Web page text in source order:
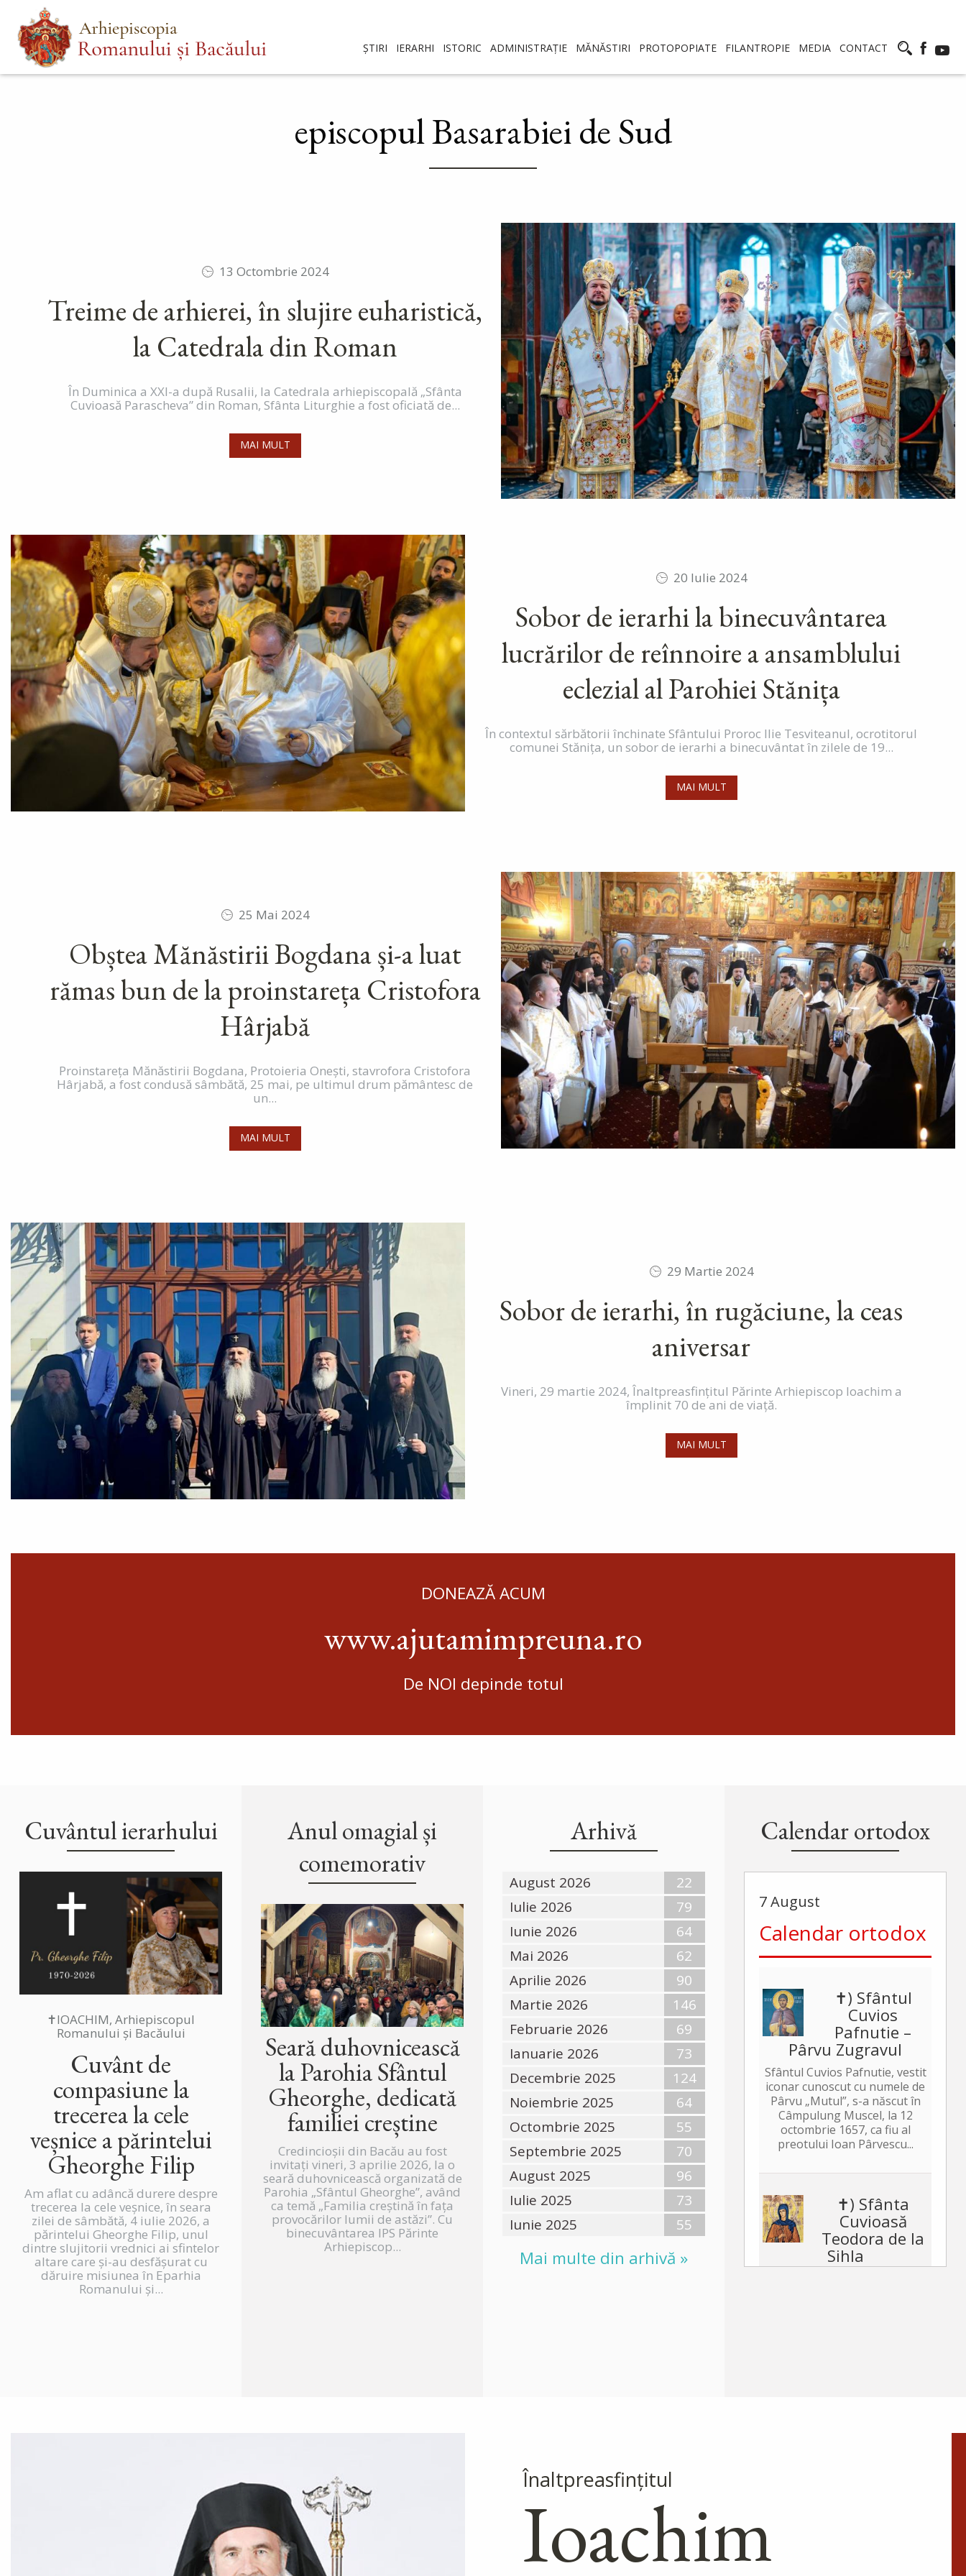
Mergi
conţinutul
principal
Main
menu
ȘTIRI IERARHI ISTORIC ADMINISTRAȚIE MĂNĂSTIRI PROTOPOPIATE FILANTROPIE MEDIA CONTACT
episcopul Basarabiei de Sud
13 Octombrie 2024
Treime de arhierei, în slujire euharistică,
la Catedrala din Roman
În Duminica a XXI-a după Rusalii, la Catedrala arhiepiscopală „Sfânta
Cuvioasă Parascheva” din Roman, Sfânta Liturghie a fost oficiată de...
MAI MULT
20 Iulie 2024
Sobor de ierarhi la binecuvântarea
lucrărilor de reînnoire a ansamblului
eclezial al Parohiei Stănița
În contextul sărbătorii închinate Sfântului Proroc Ilie Tesviteanul, ocrotitorul
comunei Stănița, un sobor de ierarhi a binecuvântat în zilele de 19...
MAI MULT
25 Mai 2024
Obștea Mănăstirii Bogdana și-a luat
rămas bun de la proinstareța Cristofora
Hârjabă
Proinstareța Mănăstirii Bogdana, Protoieria Onești, stavrofora Cristofora
Hârjabă, a fost condusă sâmbătă, 25 mai, pe ultimul drum pământesc de
un...
MAI MULT
29 Martie 2024
Sobor de ierarhi, în rugăciune, la ceas
aniversar
Vineri, 29 martie 2024, Înaltpreasfințitul Părinte Arhiepiscop Ioachim a
împlinit 70 de ani de viață.
MAI MULT
DONEAZĂ ACUM
www.ajutamimpreuna.ro
De NOI depinde totul
Cuvântul ierarhului
✝IOACHIM, Arhiepiscopul
Romanului și Bacăului
Cuvânt de
compasiune la
trecerea la cele
veșnice a părintelui
Gheorghe Filip
Am aflat cu adâncă durere despre
trecerea la cele veșnice, în seara
zilei de sâmbătă, 4 iulie 2026, a
părintelui Gheorghe Filip, unul
dintre slujitorii vrednici ai sfintelor
altare care și-au desfășurat cu
dăruire misiunea în Eparhia
Romanului și...
Anul omagial și
comemorativ
Seară duhovnicească
la Parohia Sfântul
Gheorghe, dedicată
familiei creștine
Credincioșii din Bacău au fost
invitați vineri, 3 aprilie 2026, la o
seară duhovnicească organizată de
Parohia „Sfântul Gheorghe”, având
ca temă „Familia creștină în fața
provocărilor lumii de astăzi”. Cu
binecuvântarea IPS Părinte
Arhiepiscop...
Arhivă
August 2026
22
Iulie 2026
79
Iunie 2026
64
Mai 2026
62
Aprilie 2026
90
Martie 2026
146
Februarie 2026
69
Ianuarie 2026
73
Decembrie 2025
124
Noiembrie 2025
64
Octombrie 2025
55
Septembrie 2025
70
August 2025
96
Iulie 2025
73
Iunie 2025
55
Mai multe din arhivă »
Calendar ortodox
7 August
Calendar ortodox
✝) Sfântul
Cuvios
Pafnutie –
Pârvu Zugravul
Sfântul Cuvios Pafnutie, vestit
iconar cunoscut cu numele de
Pârvu „Mutul”, s-a născut în
Câmpulung Muscel, la 12
octombrie 1657, ca fiu al
preotului Ioan Pârvescu...
✝) Sfânta
Cuvioasă
Teodora de la
Sihla
Înaltpreasfinţitul
Ioachim